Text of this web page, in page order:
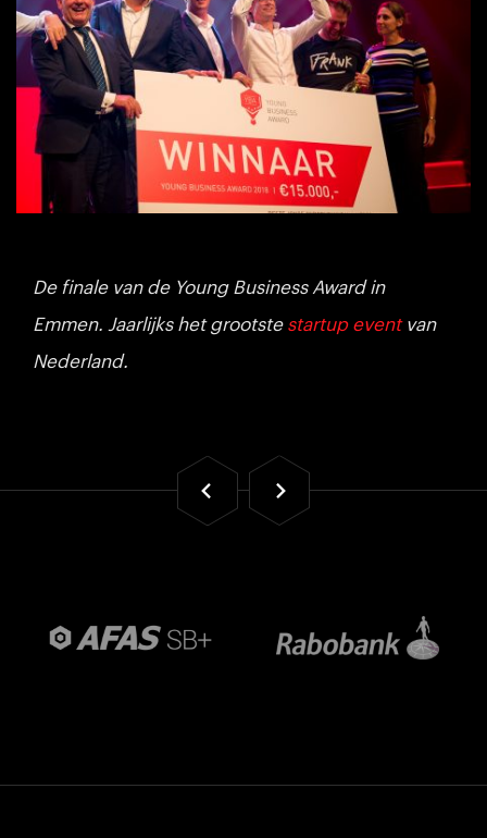
De finale van de Young Business Award in
Emmen. Jaarlijks het grootste startup eventvan
Nederland.